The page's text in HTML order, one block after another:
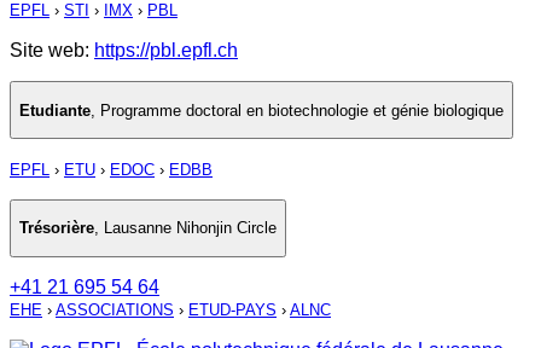
EPFL › STI › IMX › PBL
Site web: https://pbl.epfl.ch
Etudiante Programme doctoral en biotechnologie et génie biologique
EPFL › ETU › EDOC › EDBB
Trésorière, Lausanne Nihonjin Circle
+41 21 695 54 64
EHE › ASSOCIATIONS › ETUD-PAYS › ALNC